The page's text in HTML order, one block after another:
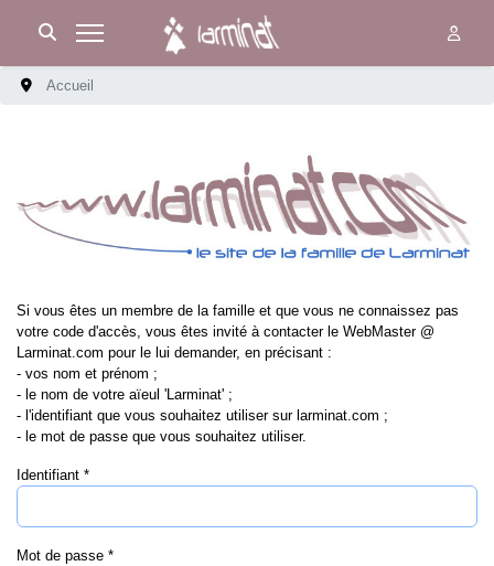
Accueil
Identifiant *
Mot de passe *